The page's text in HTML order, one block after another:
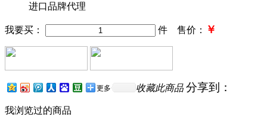
进口品牌代理
我要买： 件 售价： ￥
收藏此商品 分享到：
更多
我浏览过的商品